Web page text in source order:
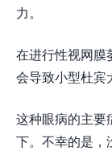
力。
在进行性视网膜
会导致小型杜宾
这种眼病的主要
下。不幸的是，